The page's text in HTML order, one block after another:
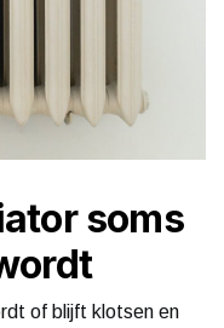
soms
of blijft klotsen en